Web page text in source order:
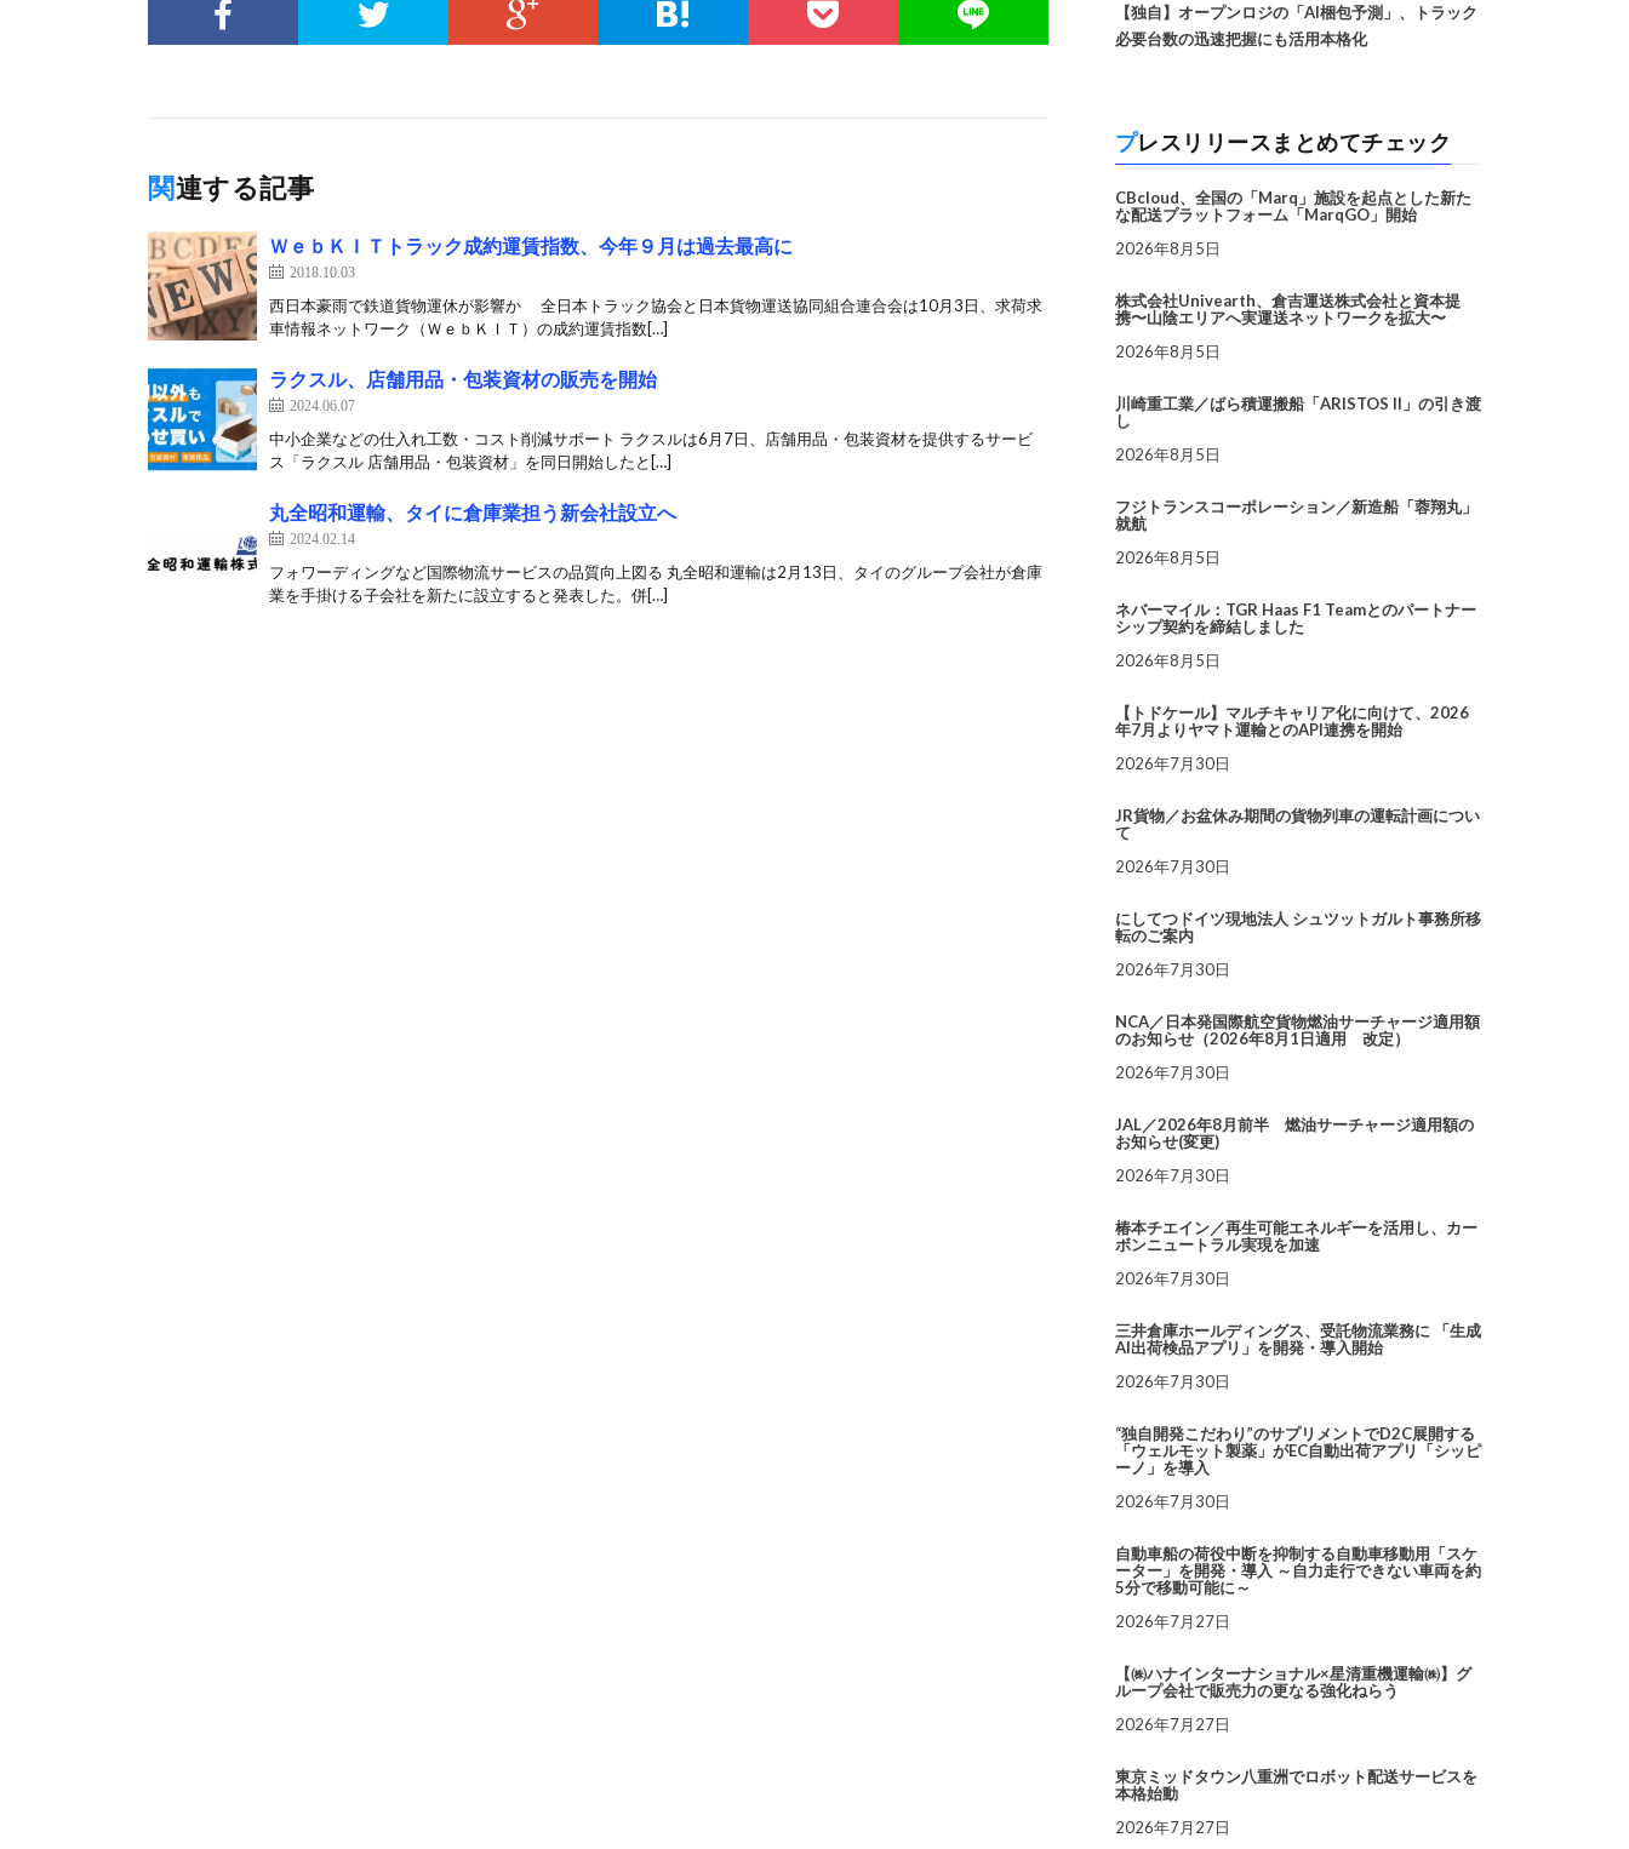
関連する記事
ＷｅｂＫＩＴトラック成約運賃指数、今年９月は過去最高に
2018.10.03
西日本豪雨で鉄道貨物運休が影響か 全日本トラック協会と日本貨物運送協同組合連合会は10月3日、求荷求
車情報ネットワーク（ＷｅｂＫＩＴ）の成約運賃指数[…]
ラクスル、店舗用品・包装資材の販売を開始
2024.06.07
中小企業などの仕入れ工数・コスト削減サポート ラクスルは6月7日、店舗用品・包装資材を提供するサービ
ス「ラクスル 店舗用品・包装資材」を同日開始したと[…]
丸全昭和運輸、タイに倉庫業担う新会社設立へ
2024.02.14
フォワーディングなど国際物流サービスの品質向上図る 丸全昭和運輸は2月13日、タイのグループ会社が倉庫
業を手掛ける子会社を新たに設立すると発表した。併[…]
【独自】オープンロジの「AI梱包予測」、トラック
必要台数の迅速把握にも活用本格化
プレスリリースまとめてチェック
CBcloud、全国の「Marq」施設を起点とした新た
な配送プラットフォーム「MarqGO」開始
2026年8月5日
株式会社Univearth、倉吉運送株式会社と資本提
携〜山陰エリアへ実運送ネットワークを拡大〜
2026年8月5日
川崎重工業／ばら積運搬船「ARISTOS II」の引き渡
し
2026年8月5日
フジトランスコーポレーション／新造船「蓉翔丸」
就航
2026年8月5日
ネバーマイル：TGR Haas F1 Teamとのパートナー
シップ契約を締結しました
2026年8月5日
【トドケール】マルチキャリア化に向けて、2026
年7月よりヤマト運輸とのAPI連携を開始
2026年7月30日
JR貨物／お盆休み期間の貨物列車の運転計画につい
て
2026年7月30日
にしてつドイツ現地法人 シュツットガルト事務所移
転のご案内
2026年7月30日
NCA／日本発国際航空貨物燃油サーチャージ適用額
のお知らせ（2026年8月1日適用 改定）
2026年7月30日
JAL／2026年8月前半 燃油サーチャージ適用額の
お知らせ(変更)
2026年7月30日
椿本チエイン／再生可能エネルギーを活用し、カー
ボンニュートラル実現を加速
2026年7月30日
三井倉庫ホールディングス、受託物流業務に 「生成
AI出荷検品アプリ」を開発・導入開始
2026年7月30日
“独自開発こだわり”のサプリメントでD2C展開する
「ウェルモット製薬」がEC自動出荷アプリ「シッピ
ーノ」を導入
2026年7月30日
自動車船の荷役中断を抑制する自動車移動用「スケ
ーター」を開発・導入 ～自力走行できない車両を約
5分で移動可能に～
2026年7月27日
【㈱ハナインターナショナル×星清重機運輸㈱】グ
ループ会社で販売力の更なる強化ねらう
2026年7月27日
東京ミッドタウン八重洲でロボット配送サービスを
本格始動
2026年7月27日